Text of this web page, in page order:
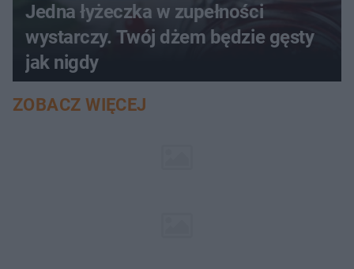
Jedna łyżeczka w zupełności
wystarczy. Twój dżem będzie gęsty
jak nigdy
ZOBACZ WIĘCEJ